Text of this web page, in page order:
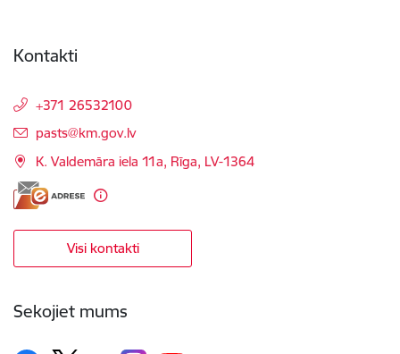
Kontakti
+371 26532100
E-pasts:
pasts@km.gov.lv
K. Valdemāra iela 11a, Rīga, LV-1364
Visi kontakti
Sekojiet mums